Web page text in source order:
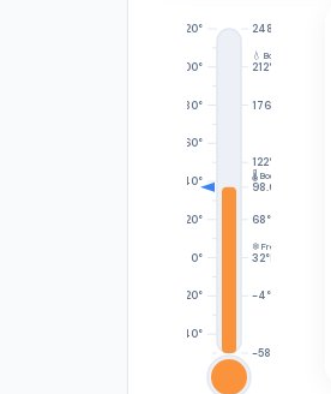
-40°
-20°
0°
20°
40°
60°
80°
100°
120°
-58°F
-4°F
32°F
68°F
98.6°F
122°F
176°F
212°F
248°F
❄️ Freeze
🌡 Body
💧 Boil